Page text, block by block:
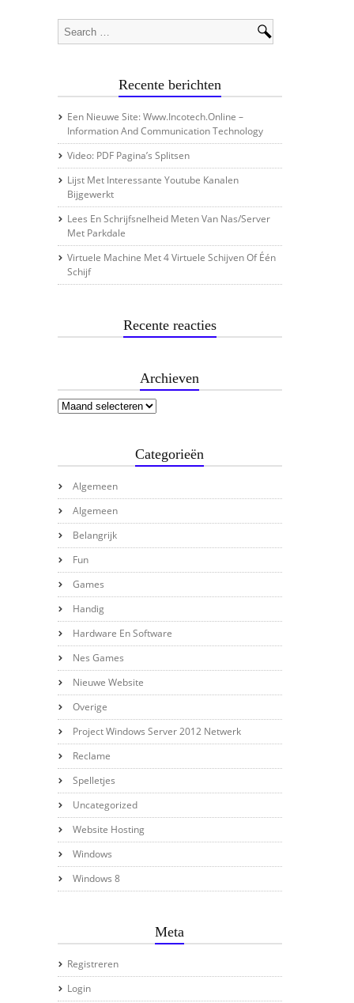
Recente berichten
Een Nieuwe Site: Www.incotech.online –
Information And Communication Technology
Video: PDF Pagina’s Splitsen
Lijst Met Interessante Youtube Kanalen
Bijgewerkt
Lees En Schrijfsnelheid Meten Van Nas/server
Met Parkdale
Virtuele Machine Met 4 Virtuele Schijven Of Één
Schijf
Recente reacties
Archieven
Categorieën
Algemeen
Algemeen
Belangrijk
Fun
Games
Handig
Hardware En Software
Nes Games
Nieuwe Website
Overige
Project Windows Server 2012 Netwerk
Reclame
Spelletjes
Uncategorized
Website Hosting
Windows
Windows 8
Meta
Registreren
Login